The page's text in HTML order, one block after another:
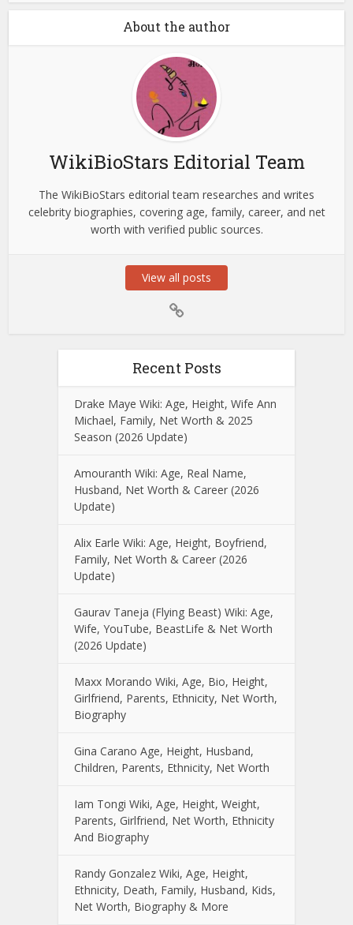
About the author
WikiBioStars Editorial Team
The WikiBioStars editorial team researches and writes
celebrity biographies, covering age, family, career, and net
worth with verified public sources.
View all posts
Recent Posts
Drake Maye Wiki: Age, Height, Wife Ann
Michael, Family, Net Worth & 2025
Season (2026 Update)
Amouranth Wiki: Age, Real Name,
Husband, Net Worth & Career (2026
Update)
Alix Earle Wiki: Age, Height, Boyfriend,
Family, Net Worth & Career (2026
Update)
Gaurav Taneja (Flying Beast) Wiki: Age,
Wife, YouTube, BeastLife & Net Worth
(2026 Update)
Maxx Morando Wiki, Age, Bio, Height,
Girlfriend, Parents, Ethnicity, Net Worth,
Biography
Gina Carano Age, Height, Husband,
Children, Parents, Ethnicity, Net Worth
Iam Tongi Wiki, Age, Height, Weight,
Parents, Girlfriend, Net Worth, Ethnicity
And Biography
Randy Gonzalez Wiki, Age, Height,
Ethnicity, Death, Family, Husband, Kids,
Net Worth, Biography & More